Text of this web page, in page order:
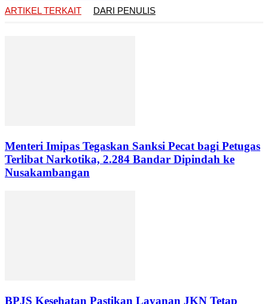
ARTIKEL TERKAIT
DARI PENULIS
Menteri Imipas Tegaskan Sanksi Pecat bagi Petugas
Terlibat Narkotika, 2.284 Bandar Dipindah ke
Nusakambangan
BPJS Kesehatan Pastikan Layanan JKN Tetap